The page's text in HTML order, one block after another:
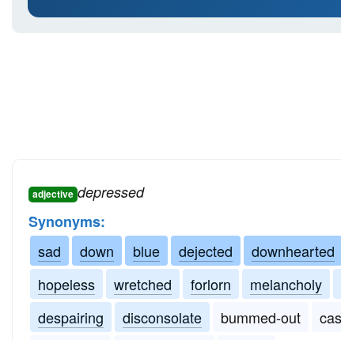
adjective depressed
Synonyms:
sad
down blue dejected downhearted
hopeless
wretched forlorn melancholy
despairing
disconsolate bummed-out